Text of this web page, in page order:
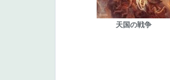
天国の戦争